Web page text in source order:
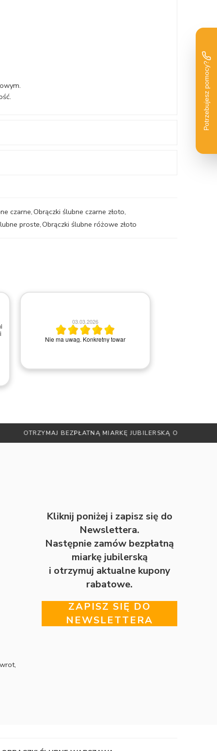
czarne,Obrączki ślubne czarne złoto,
proste,Obrączki ślubne różowe złoto
03.03.2026
Nie ma uwag. Konkretny towar
Kliknij poniżej i zapisz się do
Newslettera.
Następnie zamów bezpłatną
miarkę jubilerską
i otrzymuj aktualne kupony
rabatowe.
ZAPISZ SIĘ DO
NEWSLETTERA